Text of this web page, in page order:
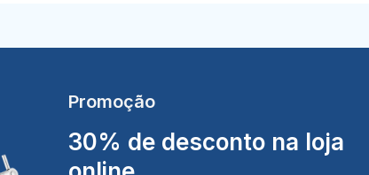
Promoção
30% de desconto na loja